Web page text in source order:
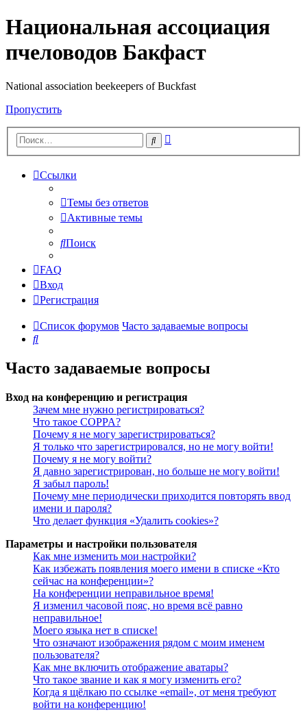
Национальная ассоциация
пчеловодов Бакфаст
National association beekeepers of Buckfast
Пропустить
Поиск
Ссылки
Темы без ответов
Активные темы
Поиск
FAQ
Вход
Регистрация
Список форумов Часто задаваемые вопросы
Поиск
Часто задаваемые вопросы
Вход на конференцию и регистрация
Зачем мне нужно регистрироваться?
Что такое COPPA?
Почему я не могу зарегистрироваться?
Я только что зарегистрировался, но не могу войти!
Почему я не могу войти?
Я давно зарегистрирован, но больше не могу войти!
Я забыл пароль!
Почему мне периодически приходится повторять ввод
имени и пароля?
Что делает функция «Удалить cookies»?
Параметры и настройки пользователя
Как мне изменить мои настройки?
Как избежать появления моего имени в списке «Кто
сейчас на конференции»?
На конференции неправильное время!
Я изменил часовой пояс, но время всё равно
неправильное!
Моего языка нет в списке!
Что означают изображения рядом с моим именем
пользователя?
Как мне включить отображение аватары?
Что такое звание и как я могу изменить его?
Когда я щёлкаю по ссылке «email», от меня требуют
войти на конференцию!